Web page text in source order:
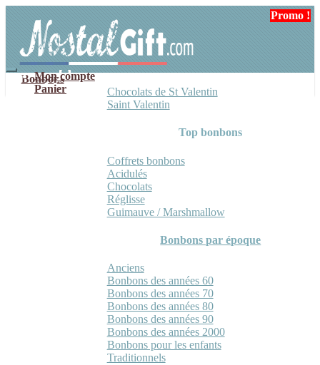
navigation
contenu
Mon compte
Panier
Bonbons
Chocolats de St Valentin
Saint Valentin
Top bonbons
Coffrets bonbons
Acidulés
Chocolats
Réglisse
Guimauve / Marshmallow
Bonbons par époque
Anciens
Bonbons des années 60
Bonbons des années 70
Bonbons des années 80
Bonbons des années 90
Bonbons des années 2000
Bonbons pour les enfants
Traditionnels
Promo !